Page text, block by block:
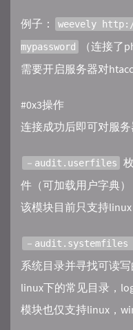
例子： weevely
mypassword
（连接了
需要开启服务器对
#0x3操作
连接成功后即可对服务
－audit.userfiles
件（可加载用户字典
该模块目前只支持linux
－
系统目录并寻找可读
linux下的常见目录，
模块也仅支持linux，